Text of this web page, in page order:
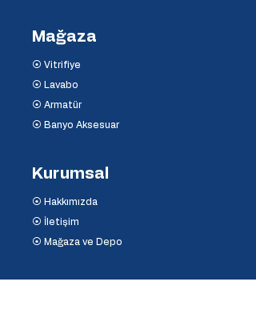
Mağaza
⦿ Vitrifiye
⦿ Lavabo
⦿ Armatür
⦿ Banyo Aksesuar
Kurumsal
⦿ Hakkımızda
⦿ İletişim
⦿ Mağaza ve Depo